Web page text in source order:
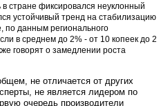
в стране фиксировался неуклонный
устойчивый тренд на стабилизацию
по данным регионального
в среднем до 2% - от 10 копеек до 2
говорят о замедлении роста
не отличается от других
не является лидером по
очередь производители